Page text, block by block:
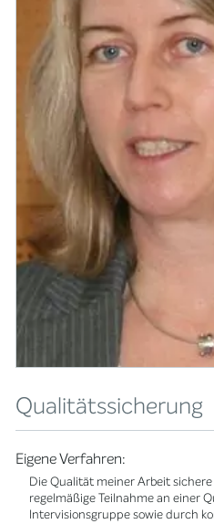
Qualitätssicherung
Eigene Verfahren:
Die Qualität meiner Arbeit
regelmäßige Teilnahme an einer
Intervisionsgruppe sowie durch